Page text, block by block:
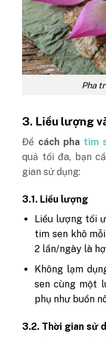
Pha
3. Liều lượng
Để cách pha tim
quả tối đa, bạn
gian sử dụng:
3.1. Liều lượng
Liều lượng tối
tim sen khô
2 lần/ngày là
Không lạm
sen cùng một
phụ như buồn
3.2. Thời gian sử